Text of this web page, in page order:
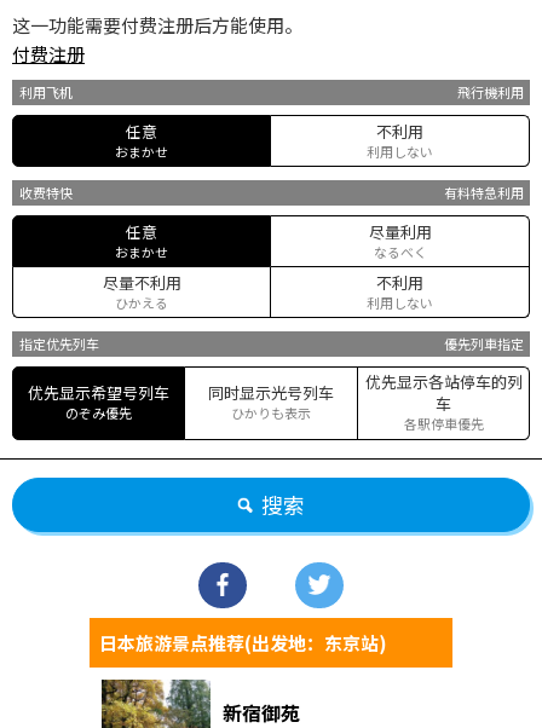
这一功能需要付费注册后方能使用。
付费注册
利用飞机 飛行機利用
任意
おまかせ
不利用
利用しない
收费特快 有料特急利用
任意
おまかせ
尽量利用
なるべく
尽量不利用
ひかえる
不利用
利用しない
指定优先列车 優先列車指定
优先显示希望号列车
のぞみ優先
同时显示光号列车
ひかりも表示
优先显示各站停车的列
车
各駅停車優先
搜索
日本旅游景点推荐(出发地：东京站)
新宿御苑